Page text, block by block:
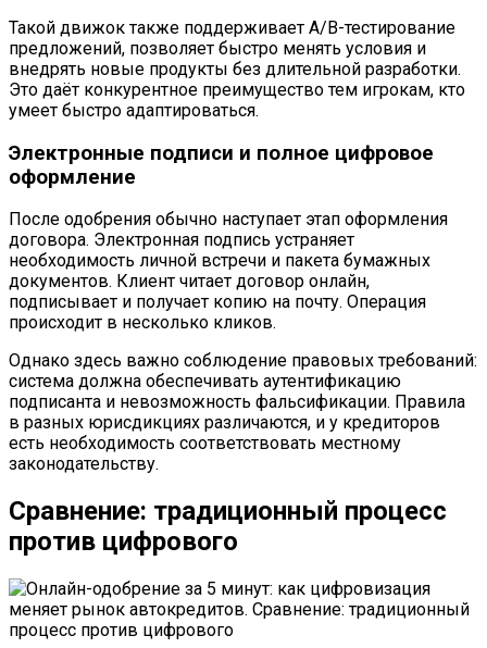
Такой движок также поддерживает A/B-тестирование
предложений, позволяет быстро менять условия и
внедрять новые продукты без длительной разработки.
Это даёт конкурентное преимущество тем игрокам, кто
умеет быстро адаптироваться.
Электронные подписи и полное цифровое
оформление
После одобрения обычно наступает этап оформления
договора. Электронная подпись устраняет
необходимость личной встречи и пакета бумажных
документов. Клиент читает договор онлайн,
подписывает и получает копию на почту. Операция
происходит в несколько кликов.
Однако здесь важно соблюдение правовых требований:
система должна обеспечивать аутентификацию
подписанта и невозможность фальсификации. Правила
в разных юрисдикциях различаются, и у кредиторов
есть необходимость соответствовать местному
законодательству.
Сравнение: традиционный процесс
против цифрового